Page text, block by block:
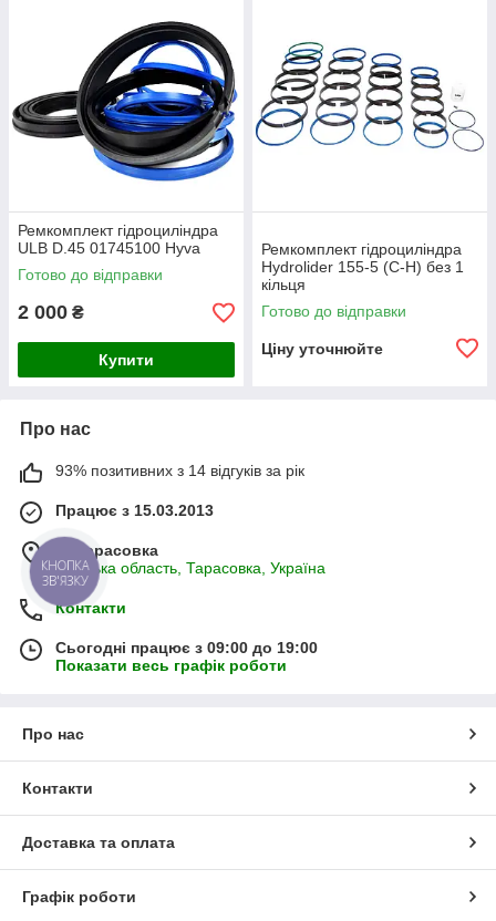
Ремкомплект гідроциліндра
ULB D.45 01745100 Hyva
Готово до відправки
2 000 ₴
Купити
Ремкомплект гідроциліндра
Hydrolider 155-5 (C-H) без 1
кільця
Готово до відправки
Ціну уточнюйте
Про нас
93% позитивних з 14 відгуків за рік
Працює з 15.03.2013
м. Тарасовка
Київська область, Тарасовка, Україна
Контакти
Сьогодні працює з 09:00 до 19:00
Показати весь графік роботи
Про нас
Контакти
Доставка та оплата
Графік роботи
КНОПКА
ЗВ'ЯЗКУ